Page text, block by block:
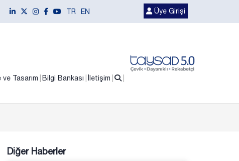
TR EN Üye Girişi
ve Tasarım Bilgi Bankası İletişim
Diğer Haberler